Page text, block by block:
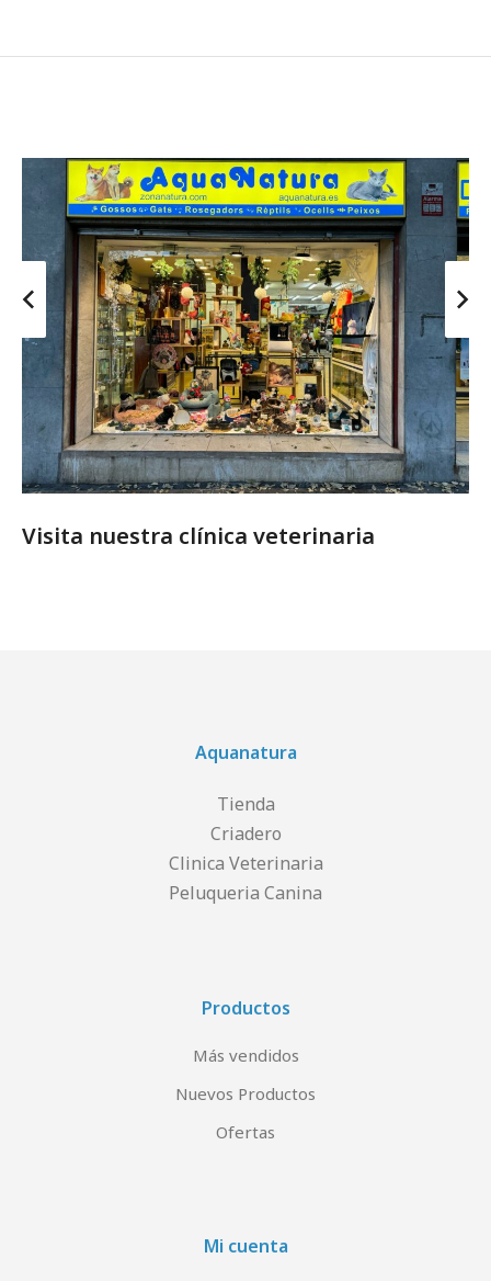
Visita nuestra clínica veterinaria
Aquanatura
Tienda
Criadero
Clinica Veterinaria
Peluqueria Canina
Productos
Más vendidos
Nuevos Productos
Ofertas
Mi cuenta